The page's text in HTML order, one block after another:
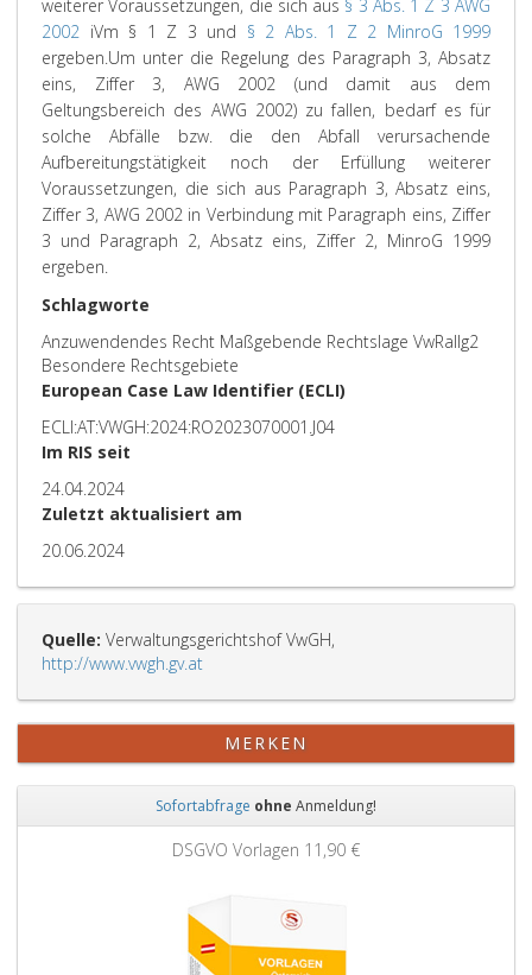
weiterer Voraussetzungen, die sich aus § 3 Abs. 1 Z 3 AWG
2002 iVm § 1 Z 3 und § 2 Abs. 1 Z 2 MinroG 1999
ergeben.Um unter die Regelung des Paragraph 3, Absatz
eins, Ziffer 3, AWG 2002 (und damit aus dem
Geltungsbereich des AWG 2002) zu fallen, bedarf es für
solche Abfälle bzw. die den Abfall verursachende
Aufbereitungstätigkeit noch der Erfüllung weiterer
Voraussetzungen, die sich aus Paragraph 3, Absatz eins,
Ziffer 3, AWG 2002 in Verbindung mit Paragraph eins, Ziffer
3 und Paragraph 2, Absatz eins, Ziffer 2, MinroG 1999
ergeben.
Schlagworte
Anzuwendendes Recht Maßgebende Rechtslage VwRallg2
Besondere Rechtsgebiete
European Case Law Identifier (ECLI)
ECLI:AT:VWGH:2024:RO2023070001.J04
Im RIS seit
24.04.2024
Zuletzt aktualisiert am
20.06.2024
Quelle: Verwaltungsgerichtshof VwGH,
http://www.vwgh.gv.at
MERKEN
Sofortabfrage ohne Anmeldung!
DSGVO Vorlagen 11,90 €